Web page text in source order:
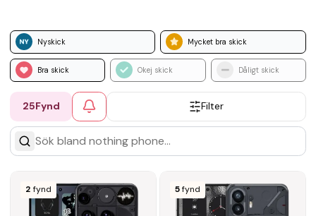
Nyskick Mycket bra skick
Bra skick Okej skick Dåligt skick
25Fynd Filter
2 fynd 5 fynd